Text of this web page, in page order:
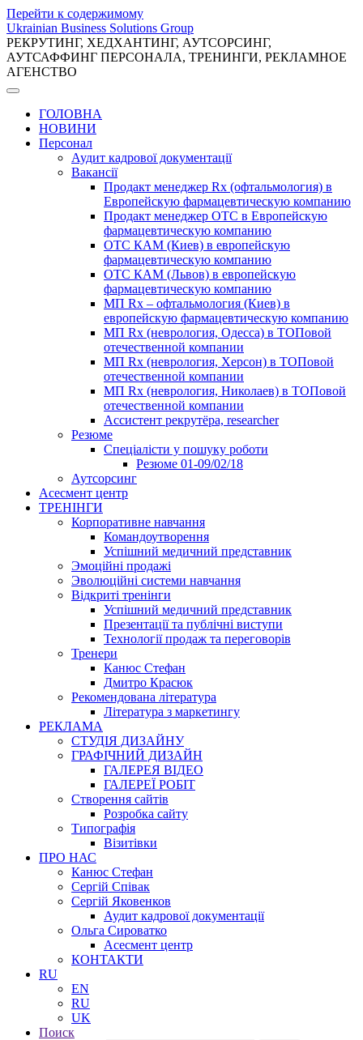
Перейти к содержимому
Ukrainian Business Solutions Group
РЕКРУТИНГ, ХЕДХАНТИНГ, АУТСОРСИНГ,
АУТСАФФИНГ ПЕРСОНАЛА, ТРЕНИНГИ, РЕКЛАМНОЕ
АГЕНСТВО
ГОЛОВНА
НОВИНИ
Персонал
Аудит кадрової документації
Вакансії
Продакт менеджер Rx (офтальмология) в
Европейскую фармацевтическую компанию
Продакт менеджер ОТС в Европейскую
фармацевтическую компанию
ОТС КАМ (Киев) в европейскую
фармацевтическую компанию
ОТС КАМ (Львов) в европейскую
фармацевтическую компанию
МП Rx – офтальмология (Киев) в
европейскую фармацевтическую компанию
МП Rx (неврология, Одесса) в ТОПовой
отечественной компании
МП Rx (неврология, Херсон) в ТОПовой
отечественной компании
МП Rx (неврология, Николаев) в ТОПовой
отечественной компании
Ассистент рекрутёра, researcher
Резюме
Cпеціалісти у пошуку роботи
Резюме 01-09/02/18
Аутсорсинг
Асесмент центр
ТРЕНІНГИ
Корпоративне навчання
Командоутворення
Успішний медичний представник
Эмоційні продажі
Эволюційні системи навчання
Відкриті тренінги
Успішний медичний представник
Презентації та публічні виступи
Технології продаж та переговорів
Тренери
Канюс Стефан
Дмитро Красюк
Рекомендована література
Література з маркетингу
РЕКЛАМА
СТУДІЯ ДИЗАЙНУ
ГРАФІЧНИЙ ДИЗАЙН
ГАЛЕРЕЯ ВІДЕО
ГАЛЕРЕЇ РОБІТ
Створення сайтів
Розробка сайту
Типографія
Візитівки
ПРО НАС
Канюс Стефан
Сергій Співак
Сергій Яковенков
Аудит кадрової документації
Ольга Сироватко
Асесмент центр
КОНТАКТИ
RU
EN
RU
UK
Поиск